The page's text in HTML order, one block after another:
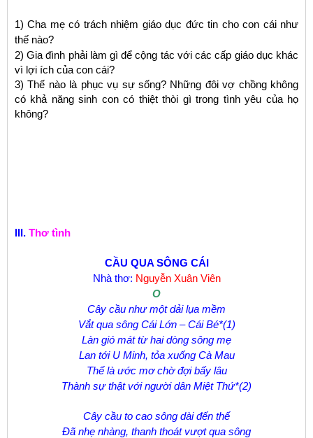
1) Cha mẹ có trách nhiệm giáo dục đức tin cho con cái như
thế nào?
2) Gia đình phải làm gì để cộng tác với các cấp giáo dục khác
vì lợi ích của con cái?
3) Thế nào là phục vụ sự sống? Những đôi vợ chồng không
có khả năng sinh con có thiệt thòi gì trong tình yêu của họ
không?
III. Thơ tình
CẦU QUA SÔNG CÁI
Nhà thơ: Nguyễn Xuân Viên
O
Cây cầu như một dải lụa mềm
Vắt qua sông Cái Lớn – Cái Bé*(1)
Làn gió mát từ hai dòng sông mẹ
Lan tới U Minh, tỏa xuống Cà Mau
Thế là ước mơ chờ đợi bấy lâu
Thành sự thật với người dân Miệt Thứ*(2)
Cây cầu to cao sông dài đến thế
Đã nhẹ nhàng, thanh thoát vượt qua sông